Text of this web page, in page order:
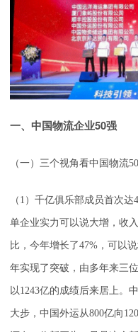
一、中国物流企业50强
（一）三个视角看中国物流
（1）千亿俱乐部成员首次
单企业实力可以说大增，收
比，今年增长了47%，可以
年实现了突破，由多年来三
以1243亿的成绩后来居上。
大步，中国外运从800亿向